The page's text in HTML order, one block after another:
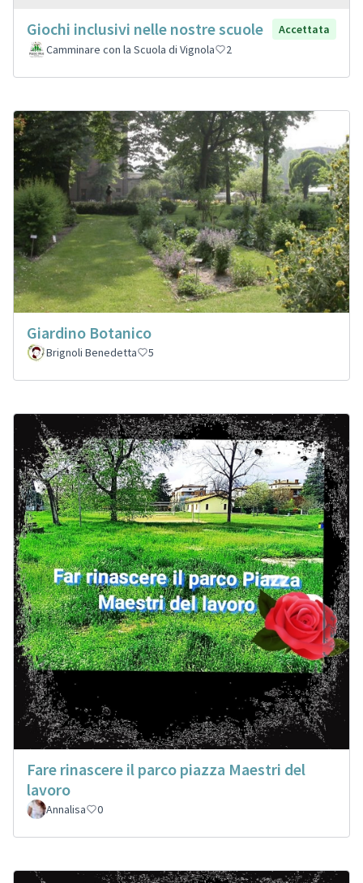
Giochi inclusivi nelle nostre scuole
Accettata
Camminare con la Scuola di Vignola
2
Giardino Botanico
Brignoli Benedetta 5
Fare rinascere il parco piazza Maestri del
lavoro
Annalisa 0